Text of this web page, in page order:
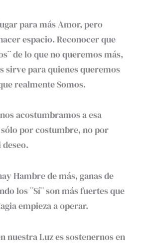
para más Amor, pero
espacio. Reconocer que
de lo que no queremos más,
sirve para quienes queremos
realmente Somos.
acostumbramos a esa
por costumbre, no por
Hambre de más, ganas de
los ¨Sí¨ son más fuertes que
empieza a operar.
nuestra Luz es sostenernos en